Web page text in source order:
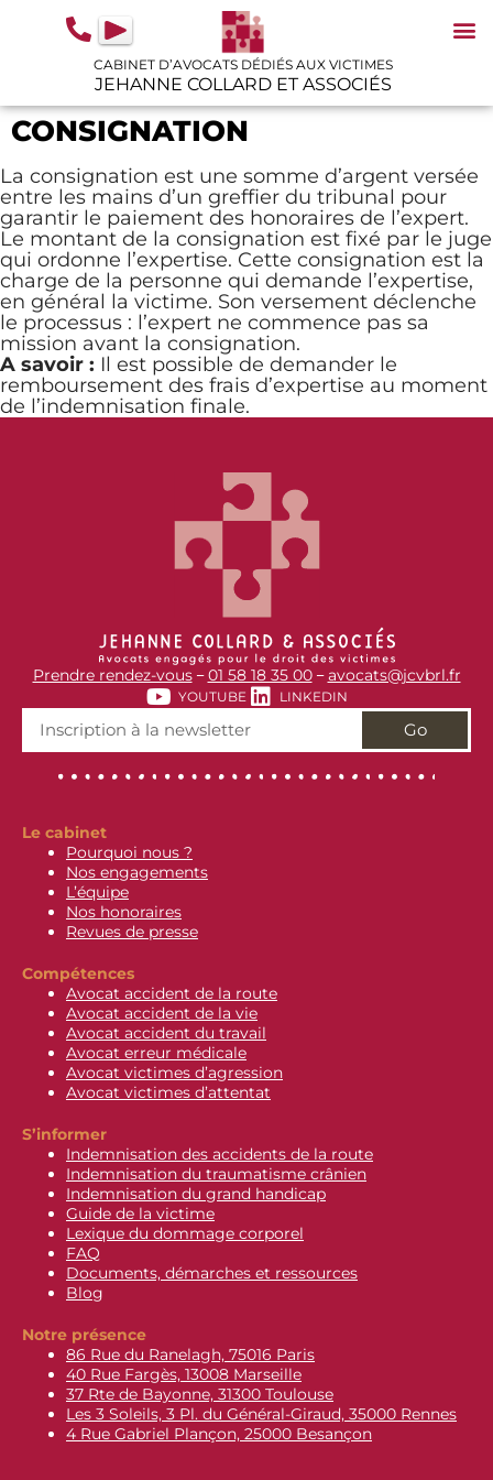
principal
CABINET D’AVOCATS DÉDIÉS AUX VICTIMES
JEHANNE COLLARD ET ASSOCIÉS
CONSIGNATION
La consignation est une somme d’argent versée
entre les mains d’un greffier du tribunal pour
garantir le paiement des honoraires de l’expert.
Le montant de la consignation est fixé par le juge
qui ordonne l’expertise. Cette consignation est la
charge de la personne qui demande l’expertise,
en général la victime. Son versement déclenche
le processus : l’expert ne commence pas sa
mission avant la consignation.
A savoir : Il est possible de demander le
remboursement des frais d’expertise au moment
de l’indemnisation finale.
Prendre rendez-vous–01 58 18 35 00–avocats@jcvbrl.fr
YOUTUBE LINKEDIN
Go
Le cabinet
Pourquoi nous ?
Nos engagements
L’équipe
Nos honoraires
Revues de presse
Compétences
Avocat accident de la route
Avocat accident de la vie
Avocat accident du travail
Avocat erreur médicale
Avocat victimes d’agression
Avocat victimes d’attentat
S’informer
Indemnisation des accidents de la route
Indemnisation du traumatisme crânien
Indemnisation du grand handicap
Guide de la victime
Lexique du dommage corporel
FAQ
Documents, démarches et ressources
Blog
Notre présence
86 Rue du Ranelagh, 75016 Paris
40 Rue Fargès, 13008 Marseille
37 Rte de Bayonne, 31300 Toulouse
Les 3 Soleils, 3 Pl. du Général-Giraud, 35000 Rennes
4 Rue Gabriel Plançon, 25000 Besançon